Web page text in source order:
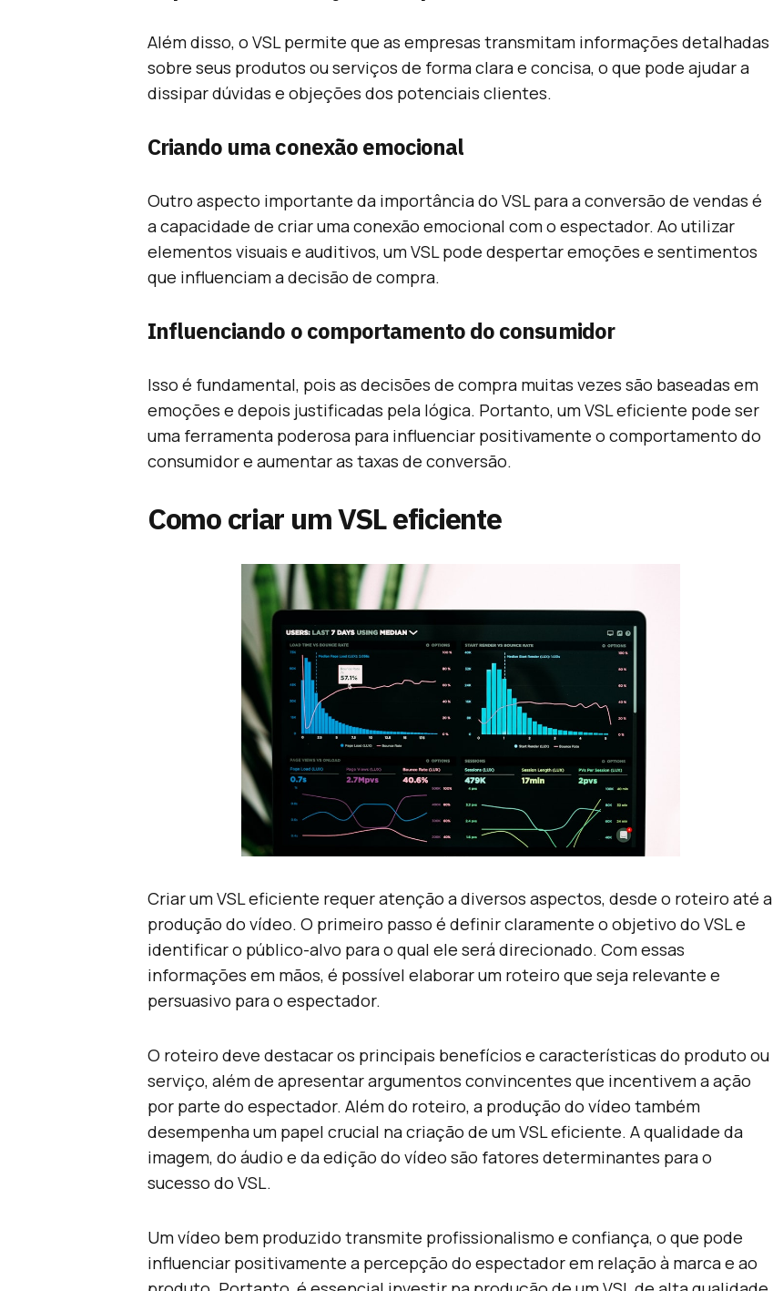
Além disso, o VSL permite que as empresas transmitam informações detalhadas
sobre seus produtos ou serviços de forma clara e concisa, o que pode ajudar a
dissipar dúvidas e objeções dos potenciais clientes.
Criando uma conexão emocional
Outro aspecto importante da importância do VSL para a conversão de vendas é
a capacidade de criar uma conexão emocional com o espectador. Ao utilizar
elementos visuais e auditivos, um VSL pode despertar emoções e sentimentos
que influenciam a decisão de compra.
Influenciando o comportamento do consumidor
Isso é fundamental, pois as decisões de compra muitas vezes são baseadas em
emoções e depois justificadas pela lógica. Portanto, um VSL eficiente pode ser
uma ferramenta poderosa para influenciar positivamente o comportamento do
consumidor e aumentar as taxas de conversão.
Como criar um VSL eficiente
Criar um VSL eficiente requer atenção a diversos aspectos, desde o roteiro até a
produção do vídeo. O primeiro passo é definir claramente o objetivo do VSL e
identificar o público-alvo para o qual ele será direcionado. Com essas
informações em mãos, é possível elaborar um roteiro que seja relevante e
persuasivo para o espectador.
O roteiro deve destacar os principais benefícios e características do produto ou
serviço, além de apresentar argumentos convincentes que incentivem a ação
por parte do espectador. Além do roteiro, a produção do vídeo também
desempenha um papel crucial na criação de um VSL eficiente. A qualidade da
imagem, do áudio e da edição do vídeo são fatores determinantes para o
sucesso do VSL.
Um vídeo bem produzido transmite profissionalismo e confiança, o que pode
influenciar positivamente a percepção do espectador em relação à marca e ao